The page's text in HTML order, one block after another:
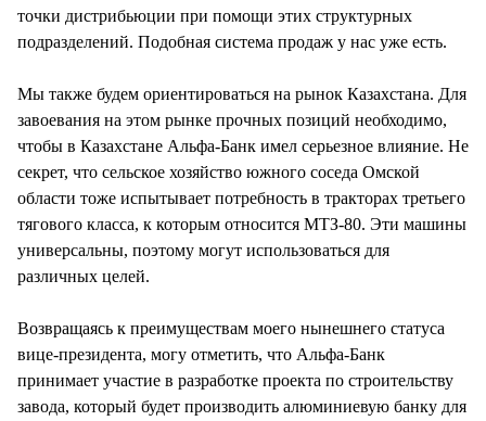
точки дистрибьюции при помощи этих структурных
подразделений. Подобная система продаж у нас уже есть.
Мы также будем ориентироваться на рынок Казахстана. Для
завоевания на этом рынке прочных позиций необходимо,
чтобы в Казахстане Альфа-Банк имел серьезное влияние. Не
секрет, что сельское хозяйство южного соседа Омской
области тоже испытывает потребность в тракторах третьего
тягового класса, к которым относится МТЗ-80. Эти машины
универсальны, поэтому могут использоваться для
различных целей.
Возвращаясь к преимуществам моего нынешнего статуса
вице-президента, могу отметить, что Альфа-Банк
принимает участие в разработке проекта по строительству
завода, который будет производить алюминиевую банку для